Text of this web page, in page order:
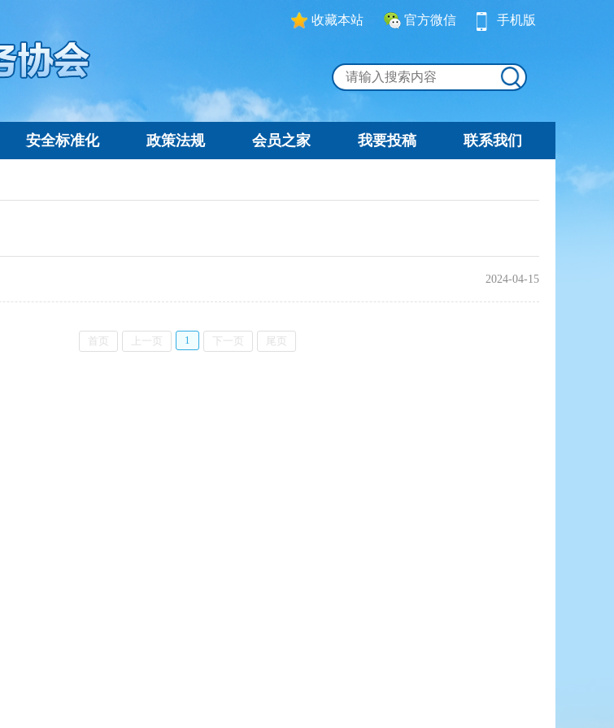
收藏本站 官方微信 手机版
安全标准化 政策法规 会员之家 我要投稿 联系我们
2024-04-15
首页 上一页 1 下一页 尾页